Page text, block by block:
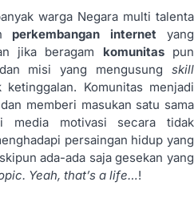
warga Negara multi talenta
perkembangan internetyang
jika beragam komunitas pun
misi yang mengusung skill
ketinggalan. Komunitas menjadi
memberi masukan satu sama
media motivasi secara tidak
persaingan hidup yang
ada-ada saja gesekan yang
Yeah, that’s a life…!